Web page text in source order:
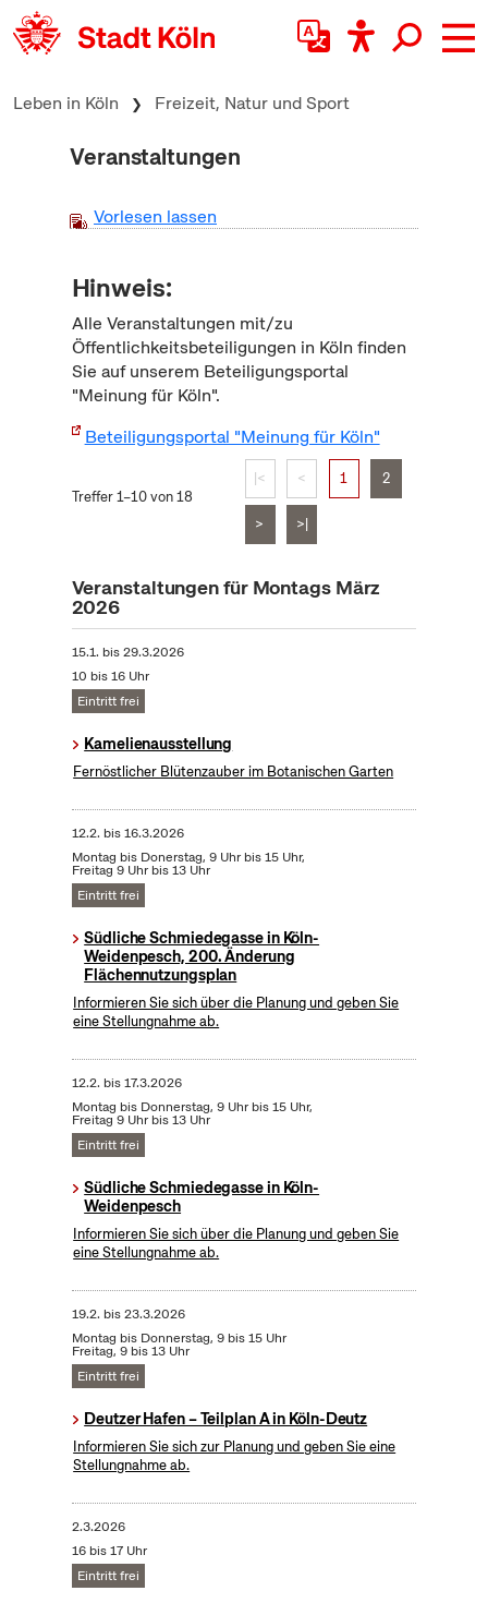
zum Inhalt springen
Leben in Köln Freizeit, Natur und Sport
Veranstaltungen
Vorlesen lassen
Hinweis:
Alle Veranstaltungen mit/zu
Öffentlichkeitsbeteiligungen in Köln finden
Sie auf unserem Beteiligungsportal
"Meinung für Köln".
Beteiligungsportal "Meinung für Köln"
Treffer 1–10 von 18
|< < 1 2
> >|
Veranstaltungen für Montags März
2026
15.1. bis29.3.2026
10 bis 16 Uhr
Eintritt frei
Kamelienausstellung
Fernöstlicher Blütenzauber im Botanischen Garten
12.2. bis16.3.2026
Montag bis Donerstag, 9 Uhr bis 15 Uhr,
Freitag 9 Uhr bis 13 Uhr
Eintritt frei
Südliche Schmiedegasse in Köln-
Weidenpesch, 200. Änderung
Flächennutzungsplan
Informieren Sie sich über die Planung und geben Sie
eine Stellungnahme ab.
12.2. bis17.3.2026
Montag bis Donnerstag, 9 Uhr bis 15 Uhr,
Freitag 9 Uhr bis 13 Uhr
Eintritt frei
Südliche Schmiedegasse in Köln-
Weidenpesch
Informieren Sie sich über die Planung und geben Sie
eine Stellungnahme ab.
19.2. bis23.3.2026
Montag bis Donnerstag, 9 bis 15 Uhr
Freitag, 9 bis 13 Uhr
Eintritt frei
Deutzer Hafen – Teilplan A in Köln-Deutz
Informieren Sie sich zur Planung und geben Sie eine
Stellungnahme ab.
2.3.2026
16 bis 17 Uhr
Eintritt frei